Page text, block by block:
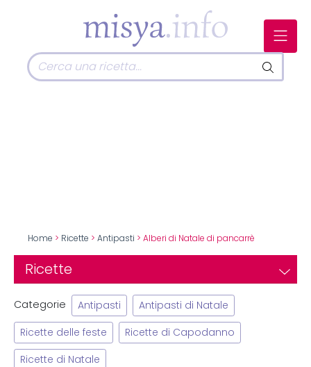
Home > Ricette > Antipasti > Alberi di Natale di pancarrè
Ricette
Categorie Antipasti Antipasti di Natale
Ricette delle feste Ricette di Capodanno
Ricette di Natale